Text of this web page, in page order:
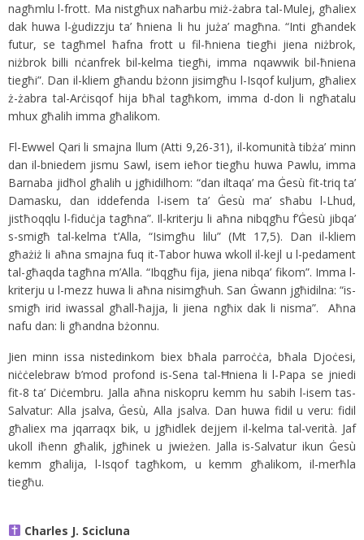
nagħmlu l-frott. Ma nistgħux naħarbu miż-żabra tal-Mulej, għaliex
dak huwa l-ġudizzju ta’ ħniena li hu juża’ magħna. “Inti għandek
futur, se tagħmel ħafna frott u fil-ħniena tiegħi jiena niżbrok,
niżbrok billi nċanfrek bil-kelma tiegħi, imma nqawwik bil-ħniena
tiegħi”. Dan il-kliem għandu bżonn jisimgħu l-Isqof kuljum, għaliex
ż-żabra tal-Arċisqof hija bħal tagħkom, imma d-don li ngħatalu
mhux għalih imma għalikom.
Fl-Ewwel Qari li smajna llum (Atti 9,26-31), il-komunità tibża’ minn
dan il-bniedem jismu Sawl, isem ieħor tiegħu huwa Pawlu, imma
Barnaba jidħol għalih u jgħidilhom: “dan iltaqa’ ma Ġesù fit-triq ta’
Damasku, dan iddefenda l-isem ta’ Ġesù ma’ sħabu l-Lhud,
jistħoqqlu l-fiduċja tagħna”. Il-kriterju li aħna nibqgħu f’Ġesù jibqa’
s-smigħ tal-kelma t’Alla, “Isimgħu lilu” (Mt 17,5). Dan il-kliem
għażiż li aħna smajna fuq it-Tabor huwa wkoll il-kejl u l-pedament
tal-għaqda tagħna m’Alla. “Ibqgħu fija, jiena nibqa’ fikom”. Imma l-
kriterju u l-mezz huwa li aħna nisimgħuh. San Ġwann jgħidilna: “is-
smigħ irid iwassal għall-ħajja, li jiena ngħix dak li nisma”. Aħna
nafu dan: li għandna bżonnu.
Jien minn issa nistedinkom biex bħala parroċċa, bħala Djoċesi,
niċċelebraw b’mod profond is-Sena tal-Ħniena li l-Papa se jniedi
fit-8 ta’ Diċembru. Jalla aħna niskopru kemm hu sabih l-isem tas-
Salvatur: Alla jsalva, Ġesù, Alla jsalva. Dan huwa fidil u veru: fidil
għaliex ma jqarraqx bik, u jgħidlek dejjem il-kelma tal-verità. Jaf
ukoll iħenn għalik, jgħinek u jwieżen. Jalla is-Salvatur ikun Ġesù
kemm għalija, l-Isqof tagħkom, u kemm għalikom, il-merħla
tiegħu.
Charles J. Scicluna